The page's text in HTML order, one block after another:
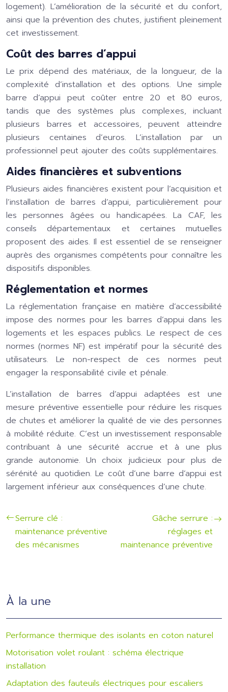
logement). L’amélioration de la sécurité et du confort,
ainsi que la prévention des chutes, justifient pleinement
cet investissement.
Coût des barres d’appui
Le prix dépend des matériaux, de la longueur, de la
complexité d’installation et des options. Une simple
barre d’appui peut coûter entre 20 et 80 euros,
tandis que des systèmes plus complexes, incluant
plusieurs barres et accessoires, peuvent atteindre
plusieurs centaines d’euros. L’installation par un
professionnel peut ajouter des coûts supplémentaires.
Aides financières et subventions
Plusieurs aides financières existent pour l’acquisition et
l’installation de barres d’appui, particulièrement pour
les personnes âgées ou handicapées. La CAF, les
conseils départementaux et certaines mutuelles
proposent des aides. Il est essentiel de se renseigner
auprès des organismes compétents pour connaître les
dispositifs disponibles.
Réglementation et normes
La réglementation française en matière d’accessibilité
impose des normes pour les barres d’appui dans les
logements et les espaces publics. Le respect de ces
normes (normes NF) est impératif pour la sécurité des
utilisateurs. Le non-respect de ces normes peut
engager la responsabilité civile et pénale.
L’installation de barres d’appui adaptées est une
mesure préventive essentielle pour réduire les risques
de chutes et améliorer la qualité de vie des personnes
à mobilité réduite. C’est un investissement responsable
contribuant à une sécurité accrue et à une plus
grande autonomie. Un choix judicieux pour plus de
sérénité au quotidien. Le coût d’une barre d’appui est
largement inférieur aux conséquences d’une chute.
Serrure clé :
maintenance préventive
des mécanismes
Gâche serrure :
réglages et
maintenance préventive
À la une
Performance thermique des isolants en coton naturel
Motorisation volet roulant : schéma électrique
installation
Adaptation des fauteuils électriques pour escaliers